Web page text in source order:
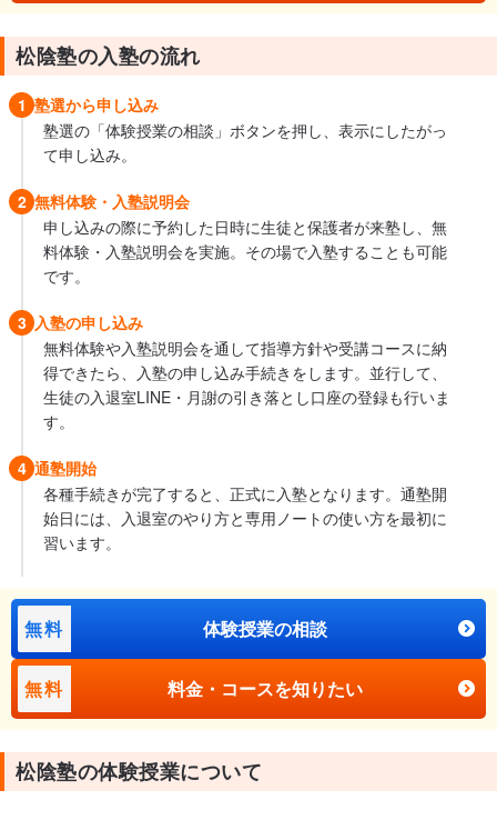
松陰塾の入塾の流れ
1 塾選から申し込み
塾選の「体験授業の相談」ボタンを押し、表示にしたがっ
て申し込み。
2 無料体験・入塾説明会
申し込みの際に予約した日時に生徒と保護者が来塾し、無
料体験・入塾説明会を実施。その場で入塾することも可能
です。
3 入塾の申し込み
無料体験や入塾説明会を通して指導方針や受講コースに納
得できたら、入塾の申し込み手続きをします。並行して、
生徒の入退室LINE・月謝の引き落とし口座の登録も行いま
す。
4 通塾開始
各種手続きが完了すると、正式に入塾となります。通塾開
始日には、入退室のやり方と専用ノートの使い方を最初に
習います。
無料 体験授業の相談
無料 料金・コースを知りたい
松陰塾の体験授業について